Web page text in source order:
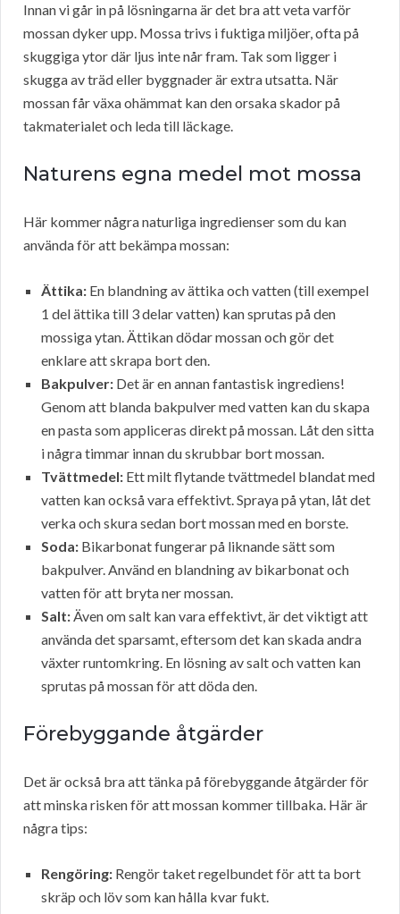
Innan vi går in på lösningarna är det bra att veta varför
mossan dyker upp. Mossa trivs i fuktiga miljöer, ofta på
skuggiga ytor där ljus inte når fram. Tak som ligger i
skugga av träd eller byggnader är extra utsatta. När
mossan får växa ohämmat kan den orsaka skador på
takmaterialet och leda till läckage.
Naturens egna medel mot mossa
Här kommer några naturliga ingredienser som du kan
använda för att bekämpa mossan:
Ättika: En blandning av ättika och vatten (till exempel
1 del ättika till 3 delar vatten) kan sprutas på den
mossiga ytan. Ättikan dödar mossan och gör det
enklare att skrapa bort den.
Bakpulver: Det är en annan fantastisk ingrediens!
Genom att blanda bakpulver med vatten kan du skapa
en pasta som appliceras direkt på mossan. Låt den sitta
i några timmar innan du skrubbar bort mossan.
Tvättmedel: Ett milt flytande tvättmedel blandat med
vatten kan också vara effektivt. Spraya på ytan, låt det
verka och skura sedan bort mossan med en borste.
Soda: Bikarbonat fungerar på liknande sätt som
bakpulver. Använd en blandning av bikarbonat och
vatten för att bryta ner mossan.
Salt:Även om salt kan vara effektivt, är det viktigt att
använda det sparsamt, eftersom det kan skada andra
växter runtomkring. En lösning av salt och vatten kan
sprutas på mossan för att döda den.
Förebyggande åtgärder
Det är också bra att tänka på förebyggande åtgärder för
att minska risken för att mossan kommer tillbaka. Här är
några tips:
Rengöring: Rengör taket regelbundet för att ta bort
skräp och löv som kan hålla kvar fukt.